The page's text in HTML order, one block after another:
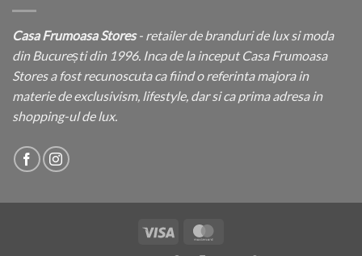
Casa Frumoasa Stores- retailer de branduri de lux si moda
din București din 1996. Inca de la inceput Casa Frumoasa
Stores a fost recunoscuta ca fiind o referinta majora in
materie de exclusivism, lifestyle, dar si ca prima adresa in
shopping-ul de lux.
Visa